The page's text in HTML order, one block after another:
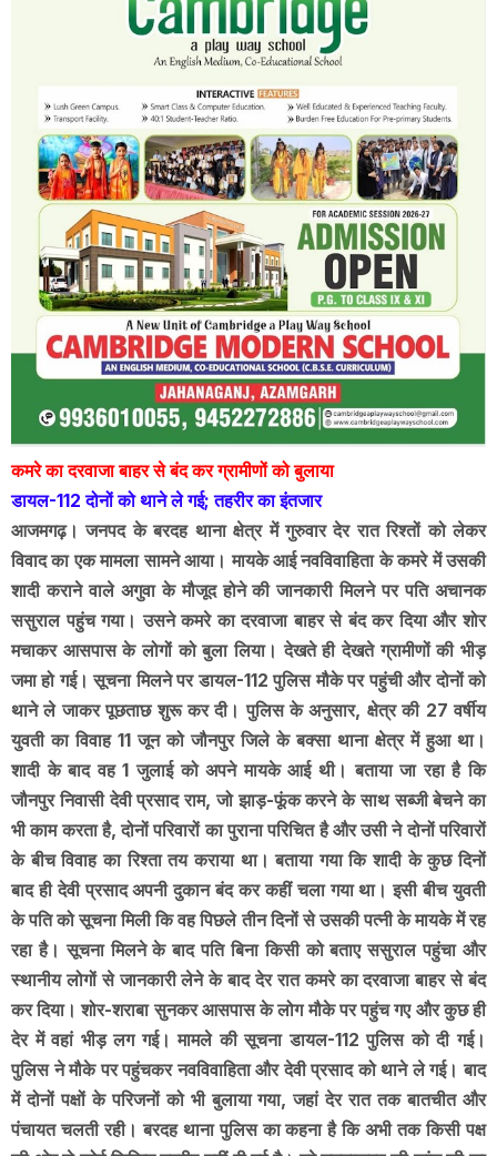
कमरे का दरवाजा बाहर से बंद कर ग्रामीणों को बुलाया
डायल-112 दोनों को थाने ले गई; तहरीर का इंतजार
आजमगढ़। जनपद के बरदह थाना क्षेत्र में गुरुवार देर रात रिश्तों को लेकर
विवाद का एक मामला सामने आया। मायके आई नवविवाहिता के कमरे में उसकी
शादी कराने वाले अगुवा के मौजूद होने की जानकारी मिलने पर पति अचानक
ससुराल पहुंच गया। उसने कमरे का दरवाजा बाहर से बंद कर दिया और शोर
मचाकर आसपास के लोगों को बुला लिया। देखते ही देखते ग्रामीणों की भीड़
जमा हो गई। सूचना मिलने पर डायल-112 पुलिस मौके पर पहुंची और दोनों को
थाने ले जाकर पूछताछ शुरू कर दी। पुलिस के अनुसार, क्षेत्र की 27 वर्षीय
युवती का विवाह 11 जून को जौनपुर जिले के बक्सा थाना क्षेत्र में हुआ था।
शादी के बाद वह 1 जुलाई को अपने मायके आई थी। बताया जा रहा है कि
जौनपुर निवासी देवी प्रसाद राम, जो झाड़-फूंक करने के साथ सब्जी बेचने का
भी काम करता है, दोनों परिवारों का पुराना परिचित है और उसी ने दोनों परिवारों
के बीच विवाह का रिश्ता तय कराया था। बताया गया कि शादी के कुछ दिनों
बाद ही देवी प्रसाद अपनी दुकान बंद कर कहीं चला गया था। इसी बीच युवती
के पति को सूचना मिली कि वह पिछले तीन दिनों से उसकी पत्नी के मायके में रह
रहा है। सूचना मिलने के बाद पति बिना किसी को बताए ससुराल पहुंचा और
स्थानीय लोगों से जानकारी लेने के बाद देर रात कमरे का दरवाजा बाहर से बंद
कर दिया। शोर-शराबा सुनकर आसपास के लोग मौके पर पहुंच गए और कुछ ही
देर में वहां भीड़ लग गई। मामले की सूचना डायल-112 पुलिस को दी गई।
पुलिस ने मौके पर पहुंचकर नवविवाहिता और देवी प्रसाद को थाने ले गई। बाद
में दोनों पक्षों के परिजनों को भी बुलाया गया, जहां देर रात तक बातचीत और
पंचायत चलती रही। बरदह थाना पुलिस का कहना है कि अभी तक किसी पक्ष